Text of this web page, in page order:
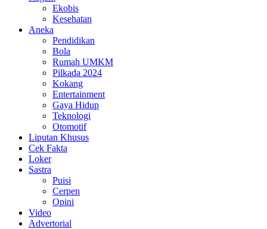
Ekobis
Kesehatan
Aneka
Pendidikan
Bola
Rumah UMKM
Pilkada 2024
Kokang
Entertainment
Gaya Hidup
Teknologi
Otomotif
Liputan Khusus
Cek Fakta
Loker
Sastra
Puisi
Cerpen
Opini
Video
Advertorial